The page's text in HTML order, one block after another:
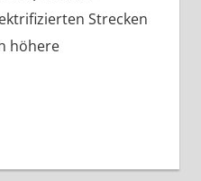
Strecken
höhere